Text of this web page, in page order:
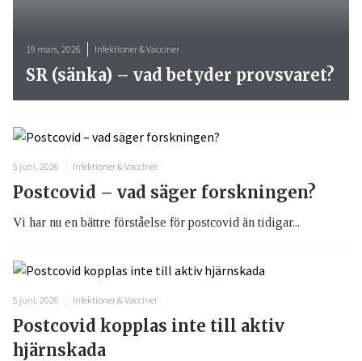
5 juni, 2026 Infektioner & Vacciner
Postcovid – vad säger forskningen?
Vi har nu en bättre förståelse för postcovid än tidigar...
5 juni, 2026 Infektioner & Vacciner
Postcovid kopplas inte till aktiv
hjärnskada
19 mars, 2026 Infektioner & Vacciner
SR (sänka) – vad betyder provsvaret?